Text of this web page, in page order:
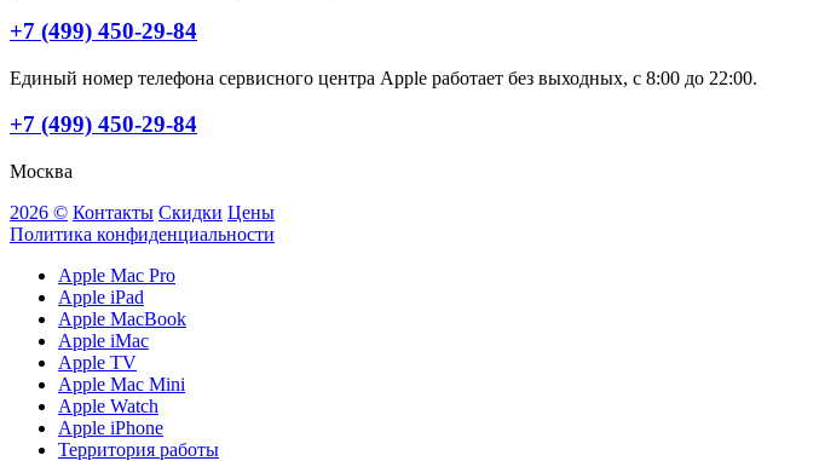
+7 (499) 450-29-84
Единый номер телефона сервисного центра Apple работает без выходных, с 8:00 до 22:00.
+7 (499) 450-29-84
Москва
2026 © Контакты Скидки Цены
Политика конфиденциальности
Apple Mac Pro
Apple iPad
Apple MacBook
Apple iMac
Apple TV
Apple Mac Mini
Apple Watch
Apple iPhone
Территория работы